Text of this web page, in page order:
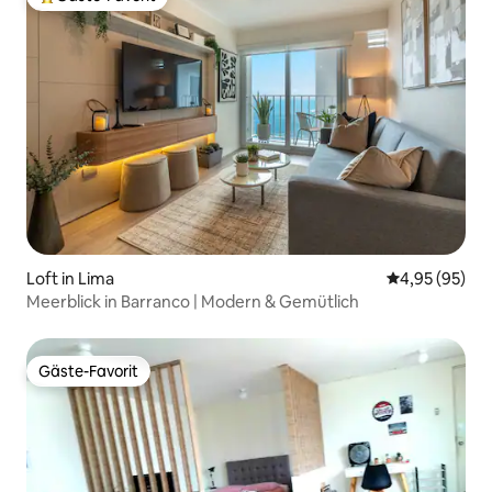
Beliebter Gäste-Favorit.
Loft in Lima
4,95 (95)
Meerblick in Barranco | Modern & Gemütlich
Gäste-Favorit
Gäste-Favorit